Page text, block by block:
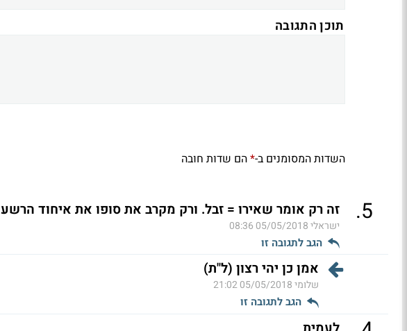
תוכן התגובה
השדות המסומנים ב-*הם שדות חובה
5
. זה רק אומר שאירו = זבל. ורק מקרב את סופו את איחוד הרשע
ישראלי05/05/2018 08:36
הגב לתגובה זו
אמן כן יהי רצון (ל"ת)
שלומי05/05/2018 21:02
הגב לתגובה זו